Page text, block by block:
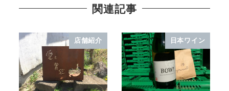
関連記事
店舗紹介 日本ワイン